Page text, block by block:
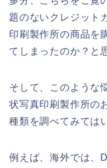
題のないクレジット
印刷製作所の商品を
てしまったのか？と
そして、このような
状写真印刷製作所の
種類を調べてみては
例えば、海外では、